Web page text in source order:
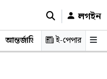
লগইন
আন্তর্জাতিক অর্থনীতি
ই-পেপার